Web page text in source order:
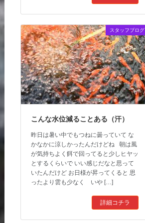
スタッフブログ
こんな水位減ることある（汗）
昨日は暑い中でもつねに曇っていて な
かなかに涼しかったんだけどね 朝は風
が気持ちよく餌で回ってると少しヒヤッ
とするくらいで いい感じだなと思って
いたんだけど お日様が昇ってくると 思
ったより雲も少なく いや […]
詳細コチラ